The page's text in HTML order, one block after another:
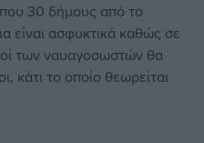
30 δήμους από το
είναι ασφυκτικά καθώς σε
των ναυαγοσωστών θα
κάτι το οποίο θεωρείται